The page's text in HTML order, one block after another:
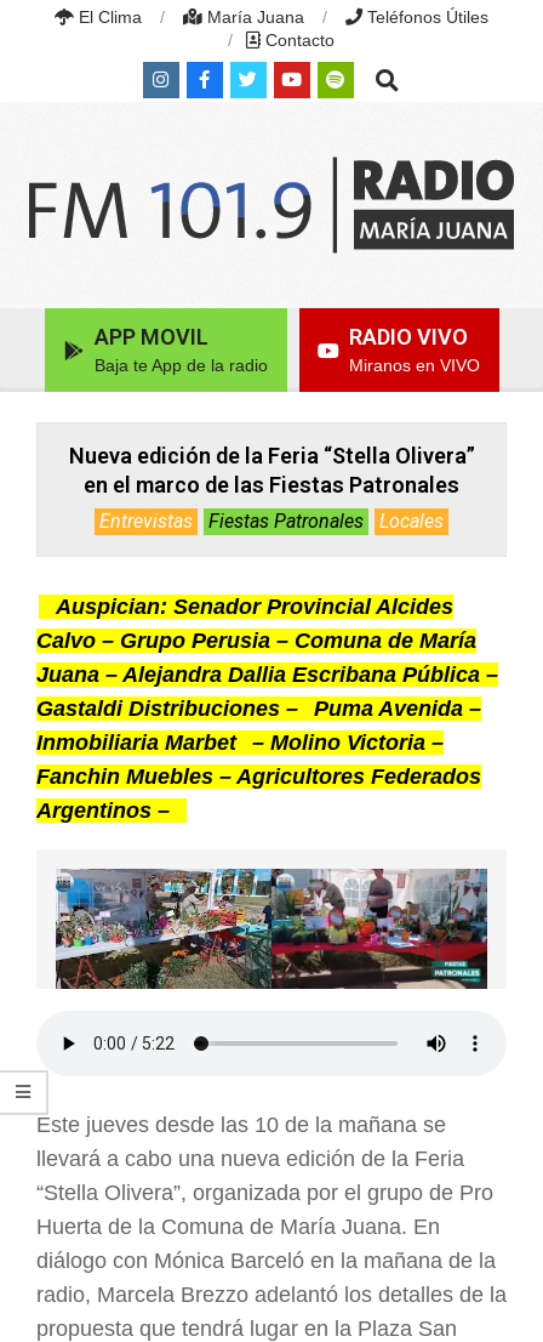
El Clima María Juana
Teléfonos Útiles
Contacto
Search
JUANA
FM
MARÍA
JUANA,
ARGENTINA
Navigation APP MOVIL
Baja te App de la radio
RADIO VIVO
Miranos en VIVO
Nueva edición de la Feria “Stella Olivera”
en el marco de las Fiestas Patronales
Entrevistas Fiestas Patronales Locales
Auspician: Senador Provincial Alcides
Calvo – Grupo Perusia – Comuna de María
Juana – Alejandra Dallia Escribana Pública –
Gastaldi Distribuciones –
Puma Avenida –
Inmobiliaria Marbet – Molino Victoria –
Fanchin Muebles – Agricultores Federados
Argentinos –
Este jueves desde las 10 de la mañana se
llevará a cabo una nueva edición de la Feria
“Stella Olivera”, organizada por el grupo de Pro
Huerta de la Comuna de María Juana. En
diálogo con Mónica Barceló en la mañana de la
radio, Marcela Brezzo adelantó los detalles de la
propuesta que tendrá lugar en la Plaza San